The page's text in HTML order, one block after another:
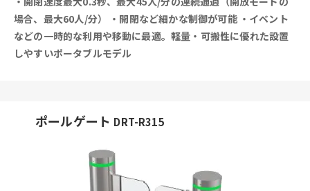
場合、最大60人/分）
・開閉など細かな制御が可能 ・イベント
などの一時的な利用や移動に最適。軽量・可搬性に優れた設置
しやすいポータブルモデル
ポールゲート DRT-R315